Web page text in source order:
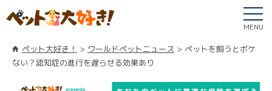
MENU
ペット大好き！ ワールドペットニュース
ペットを飼うとボケ
ない？認知症の進行を遅らせる効果あり